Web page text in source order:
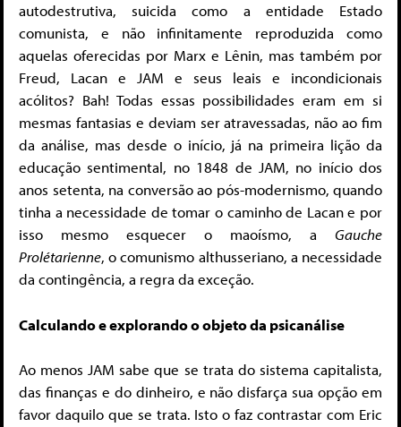
autodestrutiva, suicida como a entidade Estado
comunista, e não infinitamente reproduzida como
aquelas oferecidas por Marx e Lênin, mas também por
Freud, Lacan e JAM e seus leais e incondicionais
acólitos? Bah! Todas essas possibilidades eram em si
mesmas fantasias e deviam ser atravessadas, não ao fim
da análise, mas desde o início, já na primeira lição da
educação sentimental, no 1848 de JAM, no início dos
anos setenta, na conversão ao pós-modernismo, quando
tinha a necessidade de tomar o caminho de Lacan e por
isso mesmo esquecer o maoísmo, a Gauche
Prolétarienne, o comunismo althusseriano, a necessidade
da contingência, a regra da exceção.
Calculando e explorando o objeto da psicanálise
Ao menos JAM sabe que se trata do sistema capitalista,
das finanças e do dinheiro, e não disfarça sua opção em
favor daquilo que se trata. Isto o faz contrastar com Eric